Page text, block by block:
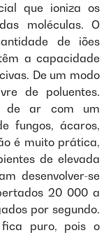
que ioniza os
moléculas. O
de iões
a capacidade
De um modo
de poluentes.
de ar com um
fungos, ácaros,
é muito prática,
de elevada
desenvolver-se
20 000 a
por segundo.
puro, pois o